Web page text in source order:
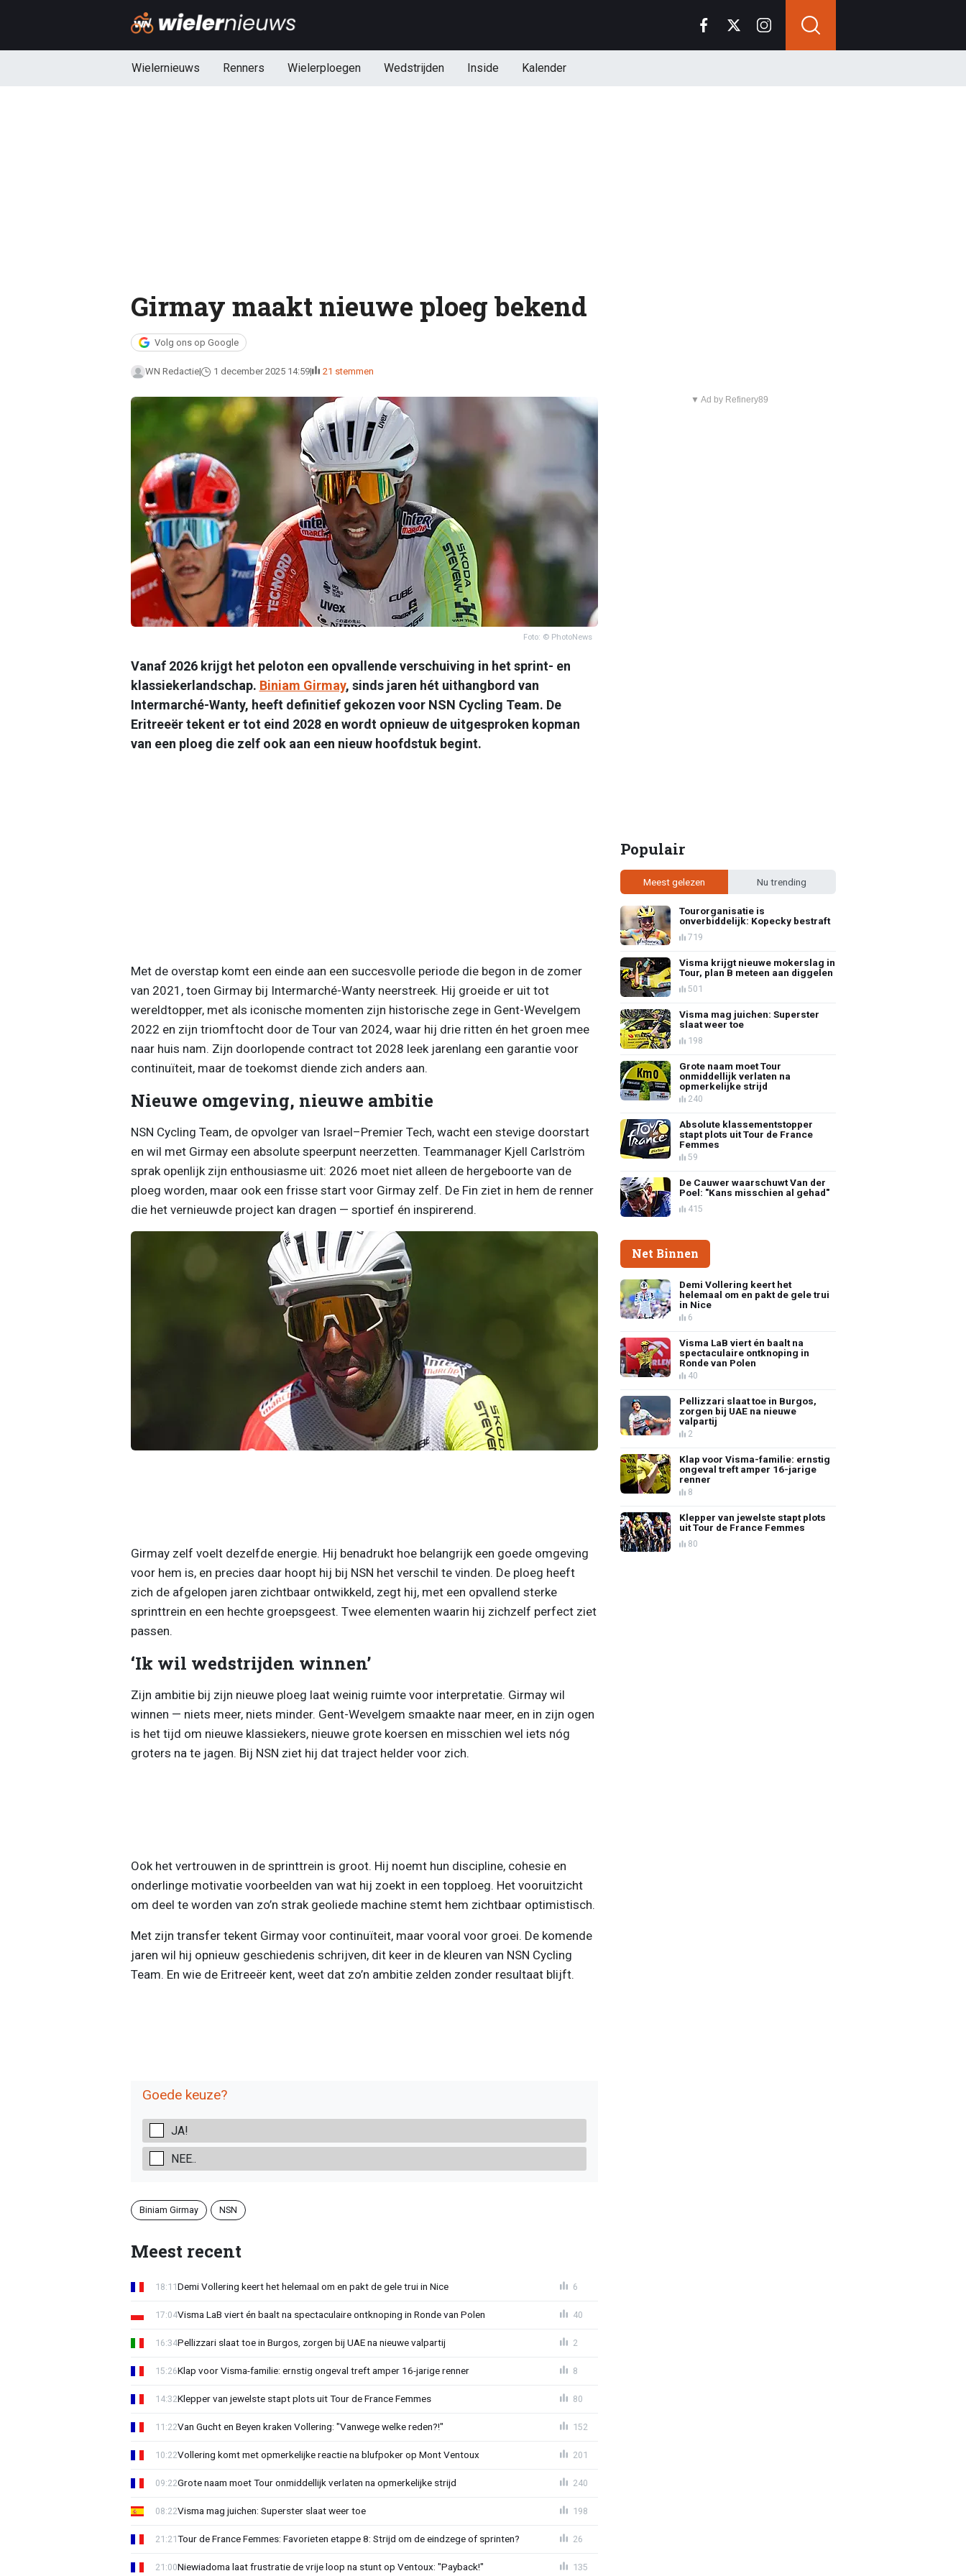
Wielernieuws Renners Wielerploegen Wedstrijden Inside Kalender
Girmay maakt nieuwe ploeg bekend
Volg ons op Google
WN Redactie 1 december 2025 14:59 21 stemmen
Foto: © PhotoNews
Vanaf 2026 krijgt het peloton een opvallende verschuiving in het sprint- en
klassiekerlandschap. Biniam Girmay, sinds jaren hét uithangbord van
Intermarché-Wanty, heeft definitief gekozen voor NSN Cycling Team. De
Eritreeër tekent er tot eind 2028 en wordt opnieuw de uitgesproken kopman
van een ploeg die zelf ook aan een nieuw hoofdstuk begint.
Met de overstap komt een einde aan een succesvolle periode die begon in de zomer
van 2021, toen Girmay bij Intermarché-Wanty neerstreek. Hij groeide er uit tot
wereldtopper, met als iconische momenten zijn historische zege in Gent-Wevelgem
2022 en zijn triomftocht door de Tour van 2024, waar hij drie ritten én het groen mee
naar huis nam. Zijn doorlopende contract tot 2028 leek jarenlang een garantie voor
continuïteit, maar de toekomst diende zich anders aan.
Nieuwe omgeving, nieuwe ambitie
NSN Cycling Team, de opvolger van Israel–Premier Tech, wacht een stevige doorstart
en wil met Girmay een absolute speerpunt neerzetten. Teammanager Kjell Carlström
sprak openlijk zijn enthousiasme uit: 2026 moet niet alleen de hergeboorte van de
ploeg worden, maar ook een frisse start voor Girmay zelf. De Fin ziet in hem de renner
die het vernieuwde project kan dragen — sportief én inspirerend.
Girmay zelf voelt dezelfde energie. Hij benadrukt hoe belangrijk een goede omgeving
voor hem is, en precies daar hoopt hij bij NSN het verschil te vinden. De ploeg heeft
zich de afgelopen jaren zichtbaar ontwikkeld, zegt hij, met een opvallend sterke
sprinttrein en een hechte groepsgeest. Twee elementen waarin hij zichzelf perfect ziet
passen.
‘Ik wil wedstrijden winnen’
Zijn ambitie bij zijn nieuwe ploeg laat weinig ruimte voor interpretatie. Girmay wil
winnen — niets meer, niets minder. Gent-Wevelgem smaakte naar meer, en in zijn ogen
is het tijd om nieuwe klassiekers, nieuwe grote koersen en misschien wel iets nóg
groters na te jagen. Bij NSN ziet hij dat traject helder voor zich.
Ook het vertrouwen in de sprinttrein is groot. Hij noemt hun discipline, cohesie en
onderlinge motivatie voorbeelden van wat hij zoekt in een topploeg. Het vooruitzicht
om deel te worden van zo’n strak geoliede machine stemt hem zichtbaar optimistisch.
Met zijn transfer tekent Girmay voor continuïteit, maar vooral voor groei. De komende
jaren wil hij opnieuw geschiedenis schrijven, dit keer in de kleuren van NSN Cycling
Team. En wie de Eritreeër kent, weet dat zo’n ambitie zelden zonder resultaat blijft.
Goede keuze?
JA!
NEE..
Biniam Girmay NSN
Meest recent
Demi Vollering keert het helemaal om en pakt de gele trui in Nice
18:11 6
Visma LaB viert én baalt na spectaculaire ontknoping in Ronde van Polen
17:04 40
Pellizzari slaat toe in Burgos, zorgen bij UAE na nieuwe valpartij
16:34 2
Klap voor Visma-familie: ernstig ongeval treft amper 16-jarige renner
15:26 8
Klepper van jewelste stapt plots uit Tour de France Femmes
14:32 80
Van Gucht en Beyen kraken Vollering: "Vanwege welke reden?!"
11:22 152
Vollering komt met opmerkelijke reactie na blufpoker op Mont Ventoux
10:22 201
Grote naam moet Tour onmiddellijk verlaten na opmerkelijke strijd
09:22 240
Visma mag juichen: Superster slaat weer toe
08:22 198
Tour de France Femmes: Favorieten etappe 8: Strijd om de eindzege of sprinten?
21:21 26
Niewiadoma laat frustratie de vrije loop na stunt op Ventoux: "Payback!"
21:00 135
▼ Ad by Refinery89
Populair
Meest gelezen Nu trending
Tourorganisatie is
onverbiddelijk: Kopecky bestraft
719
Visma krijgt nieuwe mokerslag in
Tour, plan B meteen aan diggelen
501
Visma mag juichen: Superster
slaat weer toe
198
Grote naam moet Tour
onmiddellijk verlaten na
opmerkelijke strijd
240
Absolute klassementstopper
stapt plots uit Tour de France
Femmes
59
De Cauwer waarschuwt Van der
Poel: "Kans misschien al gehad"
415
Net Binnen
Demi Vollering keert het
helemaal om en pakt de gele trui
in Nice
6
Visma LaB viert én baalt na
spectaculaire ontknoping in
Ronde van Polen
40
Pellizzari slaat toe in Burgos,
zorgen bij UAE na nieuwe
valpartij
2
Klap voor Visma-familie: ernstig
ongeval treft amper 16-jarige
renner
8
Klepper van jewelste stapt plots
uit Tour de France Femmes
80